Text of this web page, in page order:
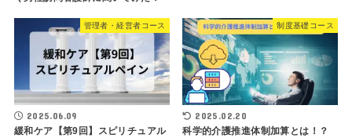
管理者・経営者コース
2025.06.09
緩和ケア【第9回】スピリチュアル
制度基礎コース
2025.02.20
科学的介護推進体制加算とは！？